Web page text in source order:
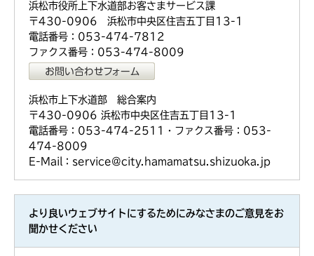
浜松市役所上下水道部お客さまサービス課
〒430-0906 浜松市中央区住吉五丁目13-1
電話番号：053-474-7812
ファクス番号：053-474-8009
浜松市上下水道部 総合案内
〒430-0906 浜松市中央区住吉五丁目13-1
電話番号：053-474-2511・ファクス番号：053-
474-8009
E-Mail：service@city.hamamatsu.shizuoka.jp
より良いウェブサイトにするためにみなさまのご意見をお
聞かせください